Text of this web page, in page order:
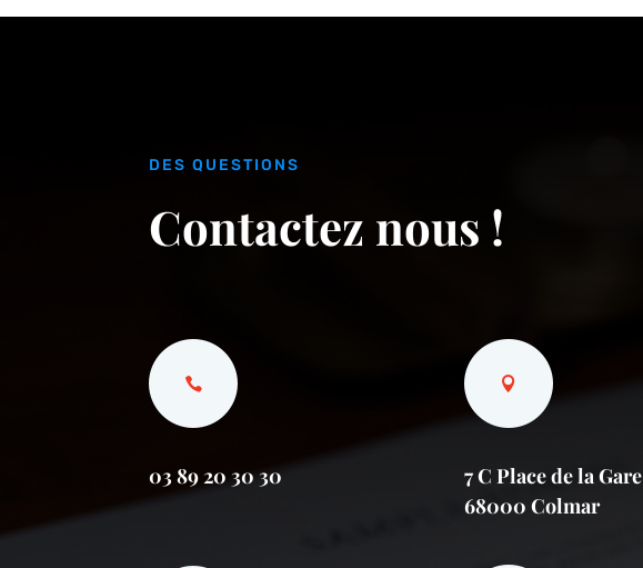
DES QUESTIONS
Contactez nous !
03 89 20 30 30
7 C Place de la Gare
68000 Colmar